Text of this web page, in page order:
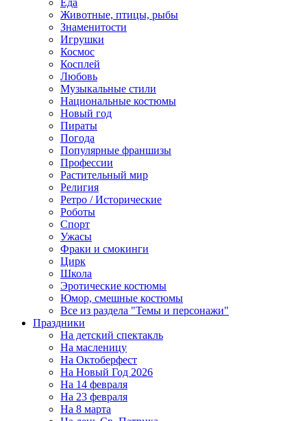
Еда
Животные, птицы, рыбы
Знаменитости
Игрушки
Космос
Косплей
Любовь
Музыкальные стили
Национальные костюмы
Новый год
Пираты
Погода
Популярные франшизы
Профессии
Растительный мир
Религия
Ретро / Исторические
Роботы
Спорт
Ужасы
Фраки и смокинги
Цирк
Школа
Эротические костюмы
Юмор, смешные костюмы
Все из раздела "Темы и персонажи"
Праздники
На детский спектакль
На масленицу
На Октоберфест
На Новый Год 2026
На 14 февраля
На 23 февраля
На 8 марта